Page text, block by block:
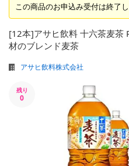
この商品のお申込み受付は終了し
[12本]アサヒ飲料 十六茶麦
材のブレンド麦茶
アサヒ飲料株式会社
残り
0